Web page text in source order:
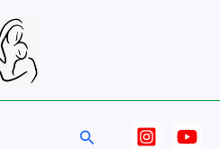
Buscar